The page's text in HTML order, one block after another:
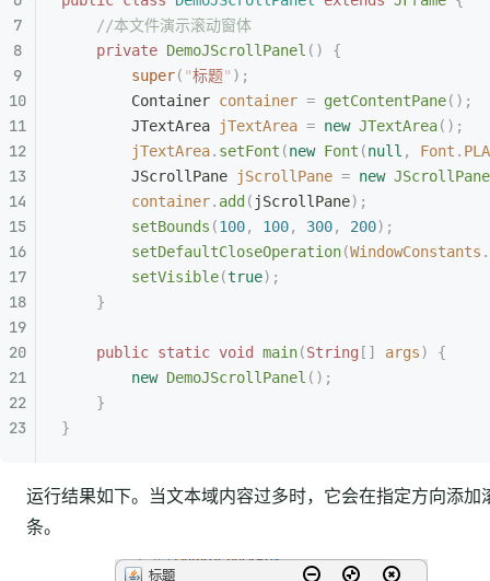
    //本文件演示滚动窗体
    private
DemoJScrollPanel ()
{
        super
( "标题" );
        Container
container = getContentPane();
        JTextArea
jTextArea = new JTextArea();
        jTextArea
. setFont (new Font (null , Font .
        JScrollPane
jScrollPane = new JScrollPane
        container
. add ( jScrollPane);
        setBounds
(100, 100, 300, 200);
        setDefaultCloseOperation
(WindowConstants .
        setVisible
(true);
    }
    public
static void main(String [] args)
{
        new
DemoJScrollPanel ();
    }
}
运行结果如下。当文本域内容过多时，它会在指定方向添加
条。